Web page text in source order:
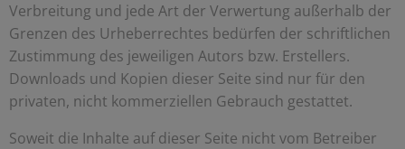
Verbreitung und jede Art der Verwertung außerhalb der
Grenzen des Urheberrechtes bedürfen der schriftlichen
Zustimmung des jeweiligen Autors bzw. Erstellers.
Downloads und Kopien dieser Seite sind nur für den
privaten, nicht kommerziellen Gebrauch gestattet.
Soweit die Inhalte auf dieser Seite nicht vom Betreiber